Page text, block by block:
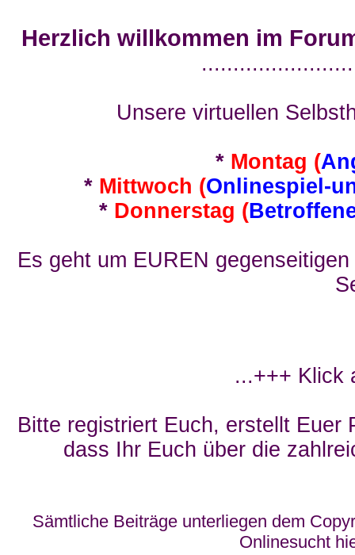
Herzlich willkommen im
Unsere virtuellen
* Montag (
* Mittwoch (Onlinespiel-
* Donnerstag (
Es geht um EUREN
...+++ Klick
Bitte registriert Euch, erstellt Euer
dass Ihr Euch über die
Sämtliche Beiträge unterliegen dem
Onlinesucht